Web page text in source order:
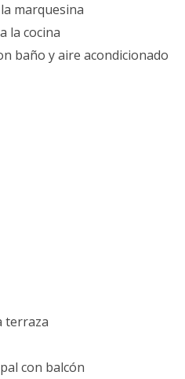
marquesina
la cocina
baño y aire acondicionado
terraza
con balcón